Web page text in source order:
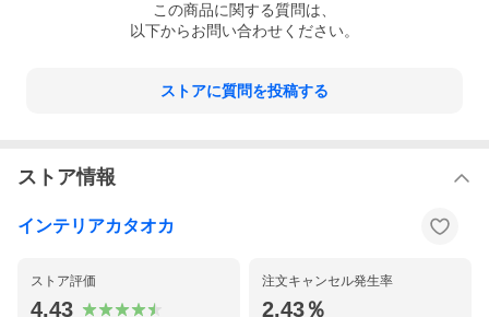
この商品に関する質問は、
以下からお問い合わせください。
ストアに質問を投稿する
ストア情報
インテリアカタオカ
ストア評価
4.43
注文キャンセル発生率
2.43％